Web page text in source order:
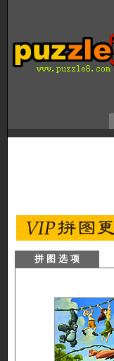
拼 图 选 项